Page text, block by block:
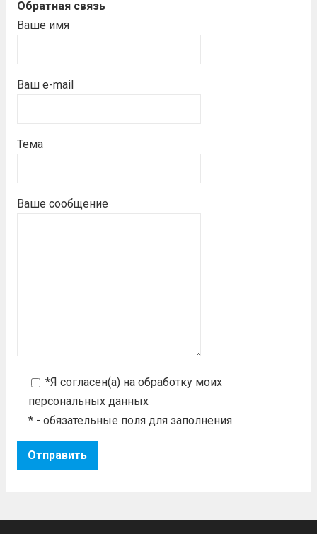
Обратная связь
Ваше имя
Ваш e-mail
Тема
Ваше сообщение
*Я согласен(а) на обработку моих
персональных данных
* - обязательные поля для заполнения